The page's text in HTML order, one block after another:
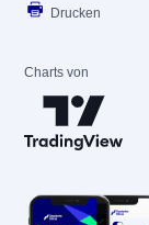
Drucken
Charts von